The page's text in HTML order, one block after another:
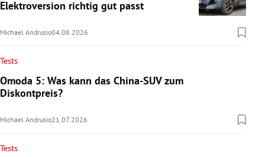
Elektroversion richtig gut passt
Michael Andrusio04.08.2026
Tests
Omoda 5: Was kann das China-SUV zum
Diskontpreis?
Michael Andrusio21.07.2026
Tests